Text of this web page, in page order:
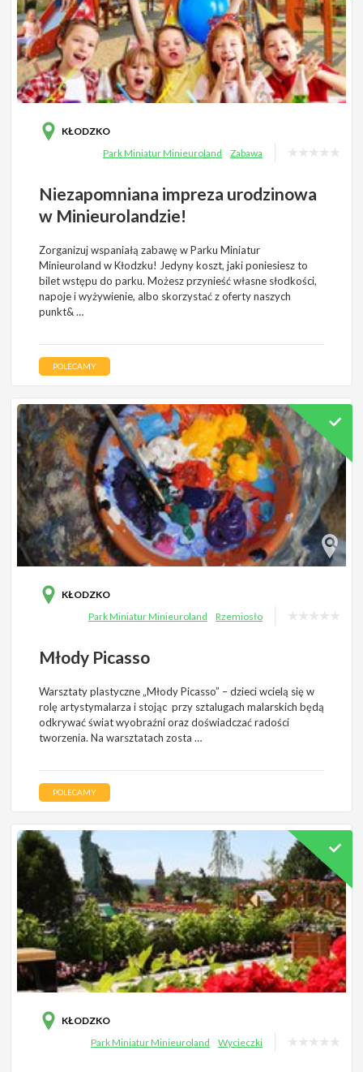
KŁODZKO
Park Miniatur Minieuroland
Zabawa
Niezapomniana impreza urodzinowa
w Minieurolandzie!
Zorganizuj wspaniałą zabawę w Parku Miniatur
Minieuroland w Kłodzku! Jedyny koszt, jaki poniesiesz to
bilet wstępu do parku. Możesz przynieść własne słodkości,
napoje i wyżywienie, albo skorzystać z oferty naszych
punkt& …
POLECAMY
KŁODZKO
Park Miniatur Minieuroland
Rzemiosło
Młody Picasso
Warsztaty plastyczne „Młody Picasso” – dzieci wcielą się w
rolę artystymalarza i stojąc przy sztalugach malarskich będą
odkrywać świat wyobraźni oraz doświadczać radości
tworzenia. Na warsztatach zosta …
POLECAMY
KŁODZKO
Park Miniatur Minieuroland
Wycieczki